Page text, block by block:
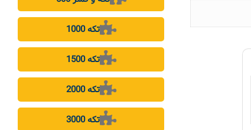
1000 تکه
1500 تکه
2000 تکه
3000 تکه